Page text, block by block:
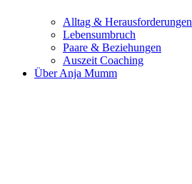
Alltag & Herausforderungen
Lebensumbruch
Paare & Beziehungen
Auszeit Coaching
Über Anja Mumm